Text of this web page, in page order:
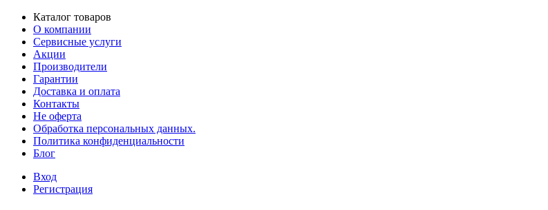
Каталог товаров
О компании
Сервисные услуги
Акции
Производители
Гарантии
Доставка и оплата
Контакты
Не оферта
Обработка персональных данных.
Политика конфиденциальности
Блог
Вход
Регистрация